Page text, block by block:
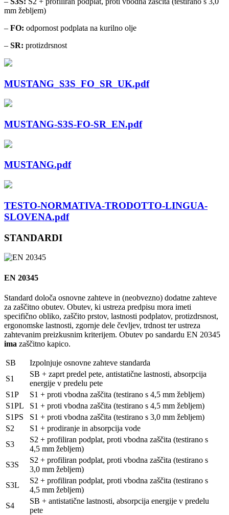
mm žebljem)
– FO: odpornost podplata na kurilno olje
– SR: protizdrsnost
MUSTANG_S3S_FO_SR_UK.pdf
MUSTANG-S3S-FO-SR_EN.pdf
MUSTANG.pdf
TESTO-NORMATIVA-TRODOTTO-LINGUA-
SLOVENA.pdf
STANDARDI
EN 20345
Standard določa osnovne zahteve in (neobvezno) dodatne zahteve
za zaščitno obutev. Obutev, ki ustreza predpisu mora imeti
specifično obliko, zaščito prstov, lastnosti podplatov, protizdrsnost,
ergonomske lastnosti, zgornje dele čevljev, trdnost ter ustreza
zahtevanim preizkusnim kriterijem. Obutev po sandardu EN 20345
ima zaščitno kapico.
SB
Izpolnjuje osnovne zahteve standarda
S1
SB + zaprt predel pete, antistatične lastnosti, absorpcija
energije v predelu pete
S1P
S1 + proti vbodna zaščita (testirano s 4,5 mm žebljem)
S1PL
S1 + proti vbodna zaščita (testirano s 4,5 mm žebljem)
S1PS
S1 + proti vbodna zaščita (testirano s 3,0 mm žebljem)
S2
S1 + prodiranje in absorpcija vode
S3
S2 + profiliran podplat, proti vbodna zaščita (testirano s
4,5 mm žebljem)
S3S
S2 + profiliran podplat, proti vbodna zaščita (testirano s
3,0 mm žebljem)
S3L
S2 + profiliran podplat, proti vbodna zaščita (testirano s
4,5 mm žebljem)
S4
SB + antistatične lastnosti, absorpcija energije v predelu
pete